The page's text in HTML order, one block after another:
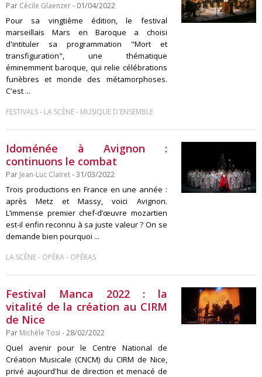
Par Cécile Glaenzer- 01/04/2022
Pour sa vingtième édition, le festival
marseillais Mars en Baroque a choisi
d'intituler sa programmation "Mort et
transfiguration", une thématique
éminemment baroque, qui relie célébrations
funèbres et monde des métamorphoses.
C'est ...
FESTIVALS- LA SCÈNE- MUSIQUE D'ENSEMBLE
Idoménée à Avignon :
continuons le combat
Par Jean-Luc Clairet- 31/03/2022
Trois productions en France en une année :
après Metz et Massy, voici Avignon.
L’immense premier chef-d’œuvre mozartien
est-il enfin reconnu à sa juste valeur ? On se
demande bien pourquoi ...
LA SCÈNE- OPÉRA- OPÉRAS
Festival Manca 2022 : la
vitalité de la création au CIRM
de Nice
Par Michèle Tosi - 28/02/2022
Quel avenir pour le Centre National de
Création Musicale (CNCM) du CIRM de Nice,
privé aujourd'hui de direction et menacé de